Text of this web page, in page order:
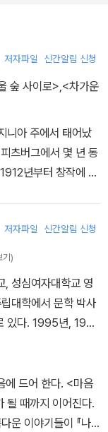
저자파일 신간알림 신청
숲 사이로>,<차가운
니아 주에서 태어났
츠버그에서 몇 년 동
년부터 창작에 전
맞은 위엄 있고 단아
를 그렸다고 평가
발표
국 남서부인 뉴멕시코
종교적으로나 환경적
것은 물론, 소설의
리고 있다. 대표
거대한 서사시인
저자파일 신간알림 신청
기)
성심여자대학교 영
대학에서 문학 박사
있다. 1995년, 1989
번역상'을 세 차례
스 모어의 Utopia) 외
채만식의 『태평천
에 드어 한다. <마음
될 때까지 이어진다.
운 이야기들이 『나